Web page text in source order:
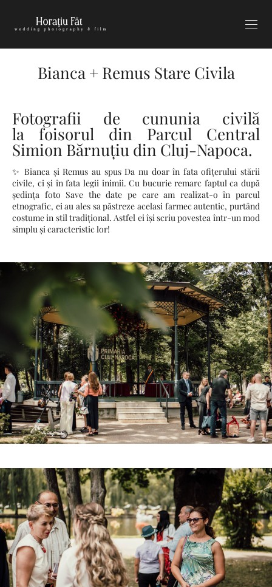
Bianca + Remus Stare Civila
Fotografii de cununia civilă
la foisorul din Parcul Central
Simion Bărnuțiu din Cluj-Napoca.
✨ Bianca și Remus au spus Da nu doar în fata ofițerului stării
civile, ci și în fata legii inimii. Cu bucurie remarc faptul ca după
ședința foto Save the date pe care am realizat-o în parcul
etnografic, ei au ales sa păstreze acelasi farmec autentic, purtând
costume in stil tradițional. Astfel ei își scriu povestea într-un mod
simplu și caracteristic lor!